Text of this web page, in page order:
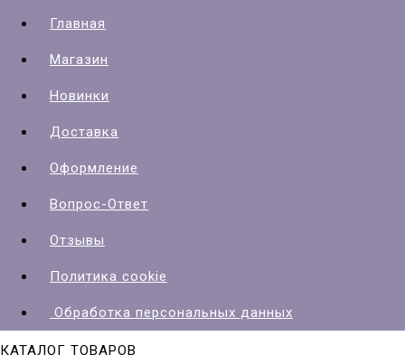
Главная
Магазин
Новинки
Доставка
Оформление
Вопрос-Ответ
Отзывы
Политика cookie
Обработка персональных данных
КАТАЛОГ ТОВАРОВ